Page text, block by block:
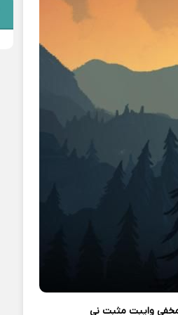
وایبت مثبت نی